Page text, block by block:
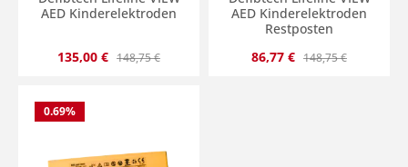
AED Kinderelektroden
Verkaufspreis:
135,00 € Regulärer Preis:
148,75 €
AED Kinderelektroden
Restposten
Verkaufspreis:
86,77 € Regulärer Preis:
148,75 €
0.69%